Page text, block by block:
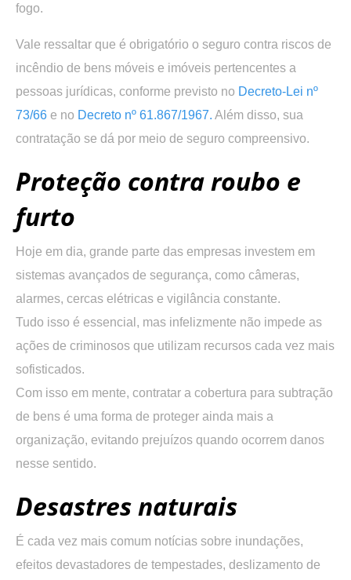
fogo.
Vale ressaltar que é obrigatório o seguro contra riscos de
incêndio de bens móveis e imóveis pertencentes a
pessoas jurídicas, conforme previsto no Decreto-Lei nº
73/66 e no Decreto nº 61.867/1967. Além disso, sua
contratação se dá por meio de seguro compreensivo.
Proteção contra roubo e
furto
Hoje em dia, grande parte das empresas investem em
sistemas avançados de segurança, como câmeras,
alarmes, cercas elétricas e vigilância constante.
Tudo isso é essencial, mas infelizmente não impede as
ações de criminosos que utilizam recursos cada vez mais
sofisticados.
Com isso em mente, contratar a cobertura para subtração
de bens é uma forma de proteger ainda mais a
organização, evitando prejuízos quando ocorrem danos
nesse sentido.
Desastres naturais
É cada vez mais comum notícias sobre inundações,
efeitos devastadores de tempestades, deslizamento de